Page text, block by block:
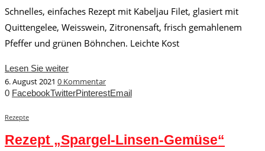
Schnelles, einfaches Rezept mit Kabeljau Filet, glasiert mit
Quittengelee, Weisswein, Zitronensaft, frisch gemahlenem
Pfeffer und grünen Böhnchen. Leichte Kost
Lesen Sie weiter
6. August 2021 0 Kommentar
0 FacebookTwitterPinterestEmail
Rezepte
Rezept „Spargel-Linsen-Gemüse“